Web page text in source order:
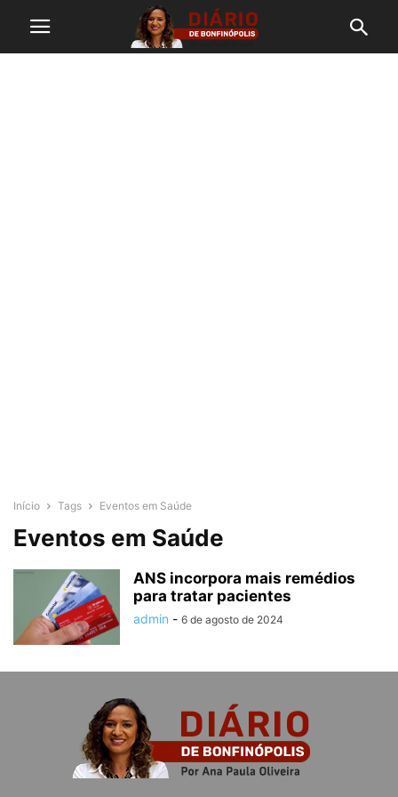
Início Tags Eventos em Saúde
Eventos em Saúde
ANS incorpora mais remédios
para tratar pacientes
admin - 6 de agosto de 2024